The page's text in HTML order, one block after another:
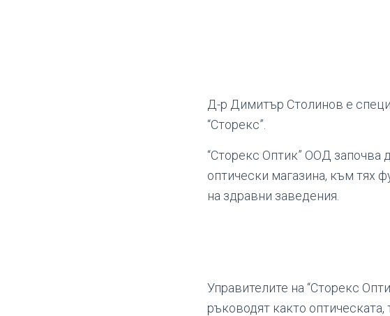
Д-р Димитър Столинов е
“Сторекс”.
“Сторекс Оптик” ООД започва
оптически магазина, към тях
на здравни заведения.
Управителите на “Сторекс
ръководят както